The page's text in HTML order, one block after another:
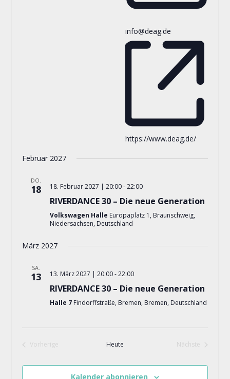
info@deag.de
https://www.deag.de/
Februar 2027
DO.
18 18. Februar 2027 | 20:00-22:00
RIVERDANCE 30 – Die neue Generation
Volkswagen Halle Europaplatz 1, Braunschweig,
Niedersachsen, Deutschland
März 2027
SA.
13 13. März 2027 | 20:00-22:00
RIVERDANCE 30 – Die neue Generation
Halle 7 Findorffstraße, Bremen, Bremen, Deutschland
Vorherige
Heute
Nächste
Kalender abonnieren